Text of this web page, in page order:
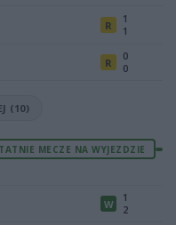
R
1
1
R
0
0
(10)
MECZE NA WYJEZDZIE
W
1
2